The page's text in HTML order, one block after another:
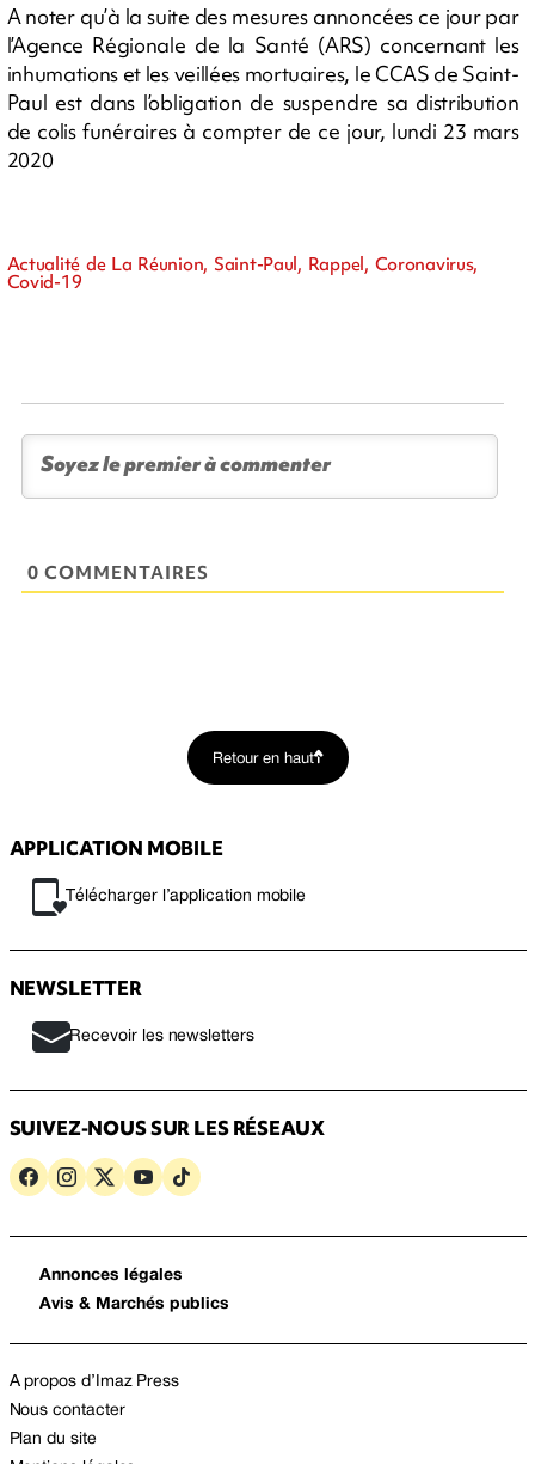
A noter qu’à la suite des mesures annoncées ce jour par
l’Agence Régionale de la Santé (ARS) concernant les
inhumations et les veillées mortuaires, le CCAS de Saint-
Paul est dans l’obligation de suspendre sa distribution
de colis funéraires à compter de ce jour, lundi 23 mars
2020
Actualité de La Réunion, Saint-Paul, Rappel, Coronavirus,
Covid-19
0 COMMENTAIRES
Retour en haut
APPLICATION MOBILE
Télécharger l’application mobile
NEWSLETTER
Recevoir les newsletters
SUIVEZ-NOUS SUR LES RÉSEAUX
Annonces légales
Avis & Marchés publics
A propos d’Imaz Press
Nous contacter
Plan du site